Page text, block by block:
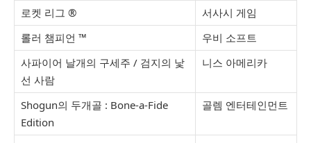
로켓 리그 ®
서사시 게임
롤러 챔피언 ™
우비 소프트
사파이어 날개의 구세주 / 검지의 낯
선 사람
니스 아메리카
Shogun의 두개골 : Bone-a-Fide
Edition
골렘 엔터테인먼트